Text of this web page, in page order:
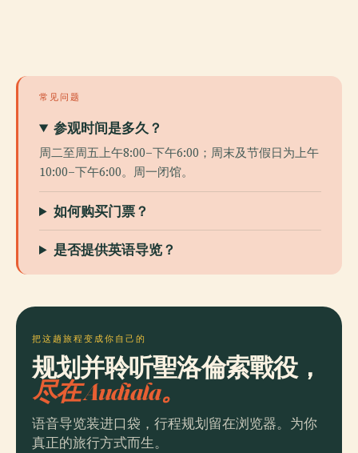
常见问题
参观时间是多久？
周二至周五上午8:00–下午6:00；周末及节假日为上午
10:00–下午6:00。周一闭馆。
如何购买门票？
是否提供英语导览？
把这趟旅程变成你自己的
规划并聆听聖洛倫索戰役，
尽在 Audiala。
语音导览装进口袋，行程规划留在浏览器。为你
真正的旅行方式而生。